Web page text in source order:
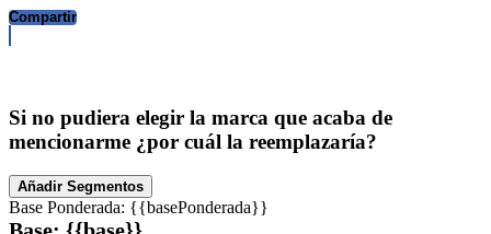
Compartir
Si no pudiera elegir la marca que acaba de
mencionarme ¿por cuál la reemplazaría?
Añadir Segmentos
Base Ponderada: {{basePonderada}}